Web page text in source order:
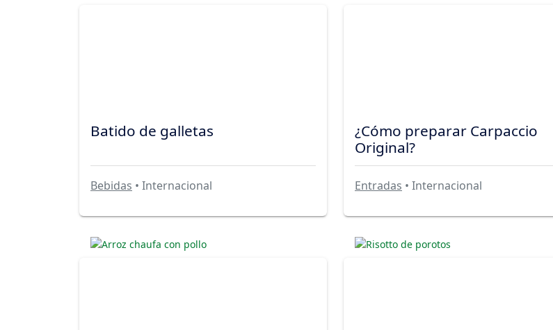
Batido de galletas
Bebidas • Internacional
¿Cómo preparar Carpaccio
Original?
Entradas • Internacional